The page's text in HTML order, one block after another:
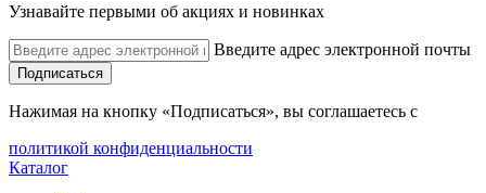
Узнавайте первыми об акциях и новинках
Введите адрес электронной почты
Подписаться
Нажимая на кнопку «Подписаться», вы соглашаетесь с
политикой конфиденциальности
Каталог